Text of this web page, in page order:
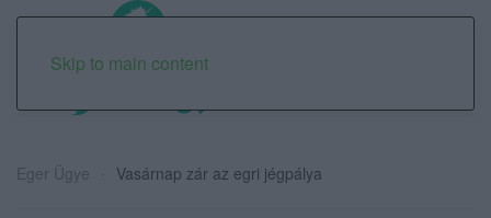
Skip to main content
Eger Ügye Vasárnap zár az egri jégpálya